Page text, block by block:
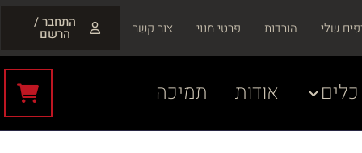
שלי הורדות פרטי מנוי צור קשר התחבר /
הרשם
אודות תמיכה